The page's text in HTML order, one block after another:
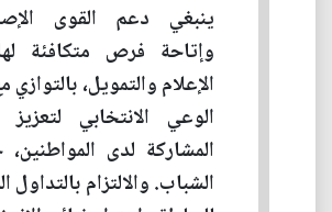
ينبغي دعم القوى
وإتاحة فرص متكافئة
الإعلام والتمويل،
الوعي الانتخابي لتعزيز
المشاركة لدى
الشباب. والالتزام بالتداول